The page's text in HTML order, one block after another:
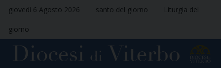
giovedì 6 Agosto 2026 santo del giorno Liturgia del
giorno